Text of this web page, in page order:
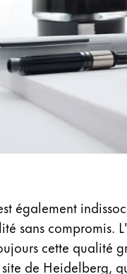
également
sans compromis.
cette qualité
de Heidelberg,